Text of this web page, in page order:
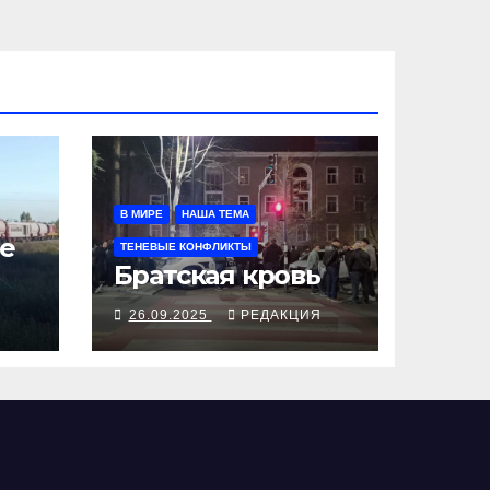
В МИРЕ НАША ТЕМА
ТЕНЕВЫЕ КОНФЛИКТЫ
Братская кровь
26.09.2025 РЕДАКЦИЯ